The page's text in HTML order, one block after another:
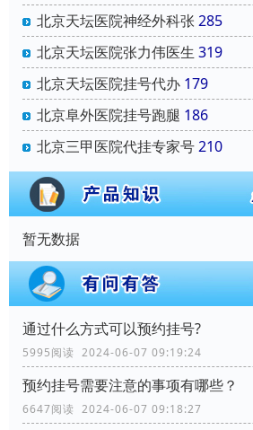
北京天坛医院神经外科张 285
北京天坛医院张力伟医生 319
北京天坛医院挂号代办 179
北京阜外医院挂号跑腿 186
北京三甲医院代挂专家号210
暂无数据
通过什么方式可以预约挂号?
5995阅读 2024-06-07 09:19:24
预约挂号需要注意的事项有哪些？
6647阅读 2024-06-07 09:18:27